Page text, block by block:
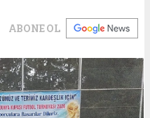
ABONE OL